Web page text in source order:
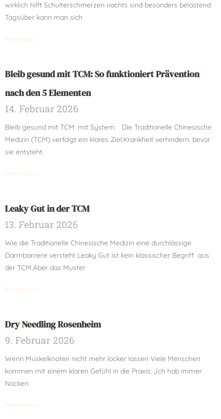
wirklich hilft Schulterschmerzen nachts sind besonders belastend.
Tagsüber kann man sich
Weiterlesen »
Bleib gesund mit TCM: So funktioniert Prävention
nach den 5 Elementen
14. Februar 2026
Bleib gesund mit TCM: mit System. Die Traditionelle Chinesische
Medizin (TCM) verfolgt ein klares Ziel:Krankheit verhindern, bevor
sie entsteht.
Weiterlesen »
Leaky Gut in der TCM
13. Februar 2026
Wie die Traditionelle Chinesische Medizin eine durchlässige
Darmbarriere versteht Leaky Gut ist kein klassischer Begriff aus
der TCM.Aber das Muster
Weiterlesen »
Dry Needling Rosenheim
9. Februar 2026
Wenn Muskelknoten nicht mehr locker lassen Viele Menschen
kommen mit einem klaren Gefühl in die Praxis: „Ich hab immer
Nacken
Weiterlesen »